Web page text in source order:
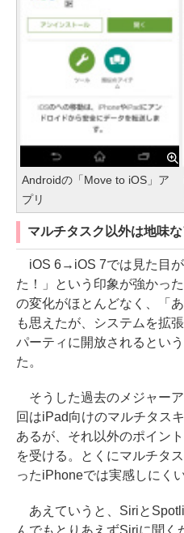
Androidの「Move to iOS」ア
プリ
マルチタスク以外は地味
iOS 6→iOS 7では見た目が
た！」という印象が強かっ
の変化がほとんどなく、「
も思えたが、システムを拡
パーティに開放されるとい
た。
そうした過去のメジャー
回はiPad向けのマルチタス
あるが、それ以外のポイン
を受ける。とくにマルチタ
ったiPhoneでは実感しにく
あえていうと、Siriと
んでもとりあえずSiriに聞く